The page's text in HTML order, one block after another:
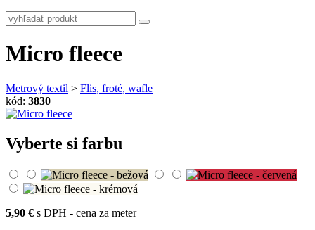
Micro fleece
Metrový textil > Flis, froté, wafle
kód: 3830
Vyberte si farbu
5,90 € s DPH - cena za meter